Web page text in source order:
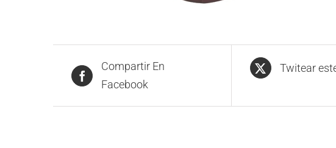
Compartir En
Facebook
Twitear